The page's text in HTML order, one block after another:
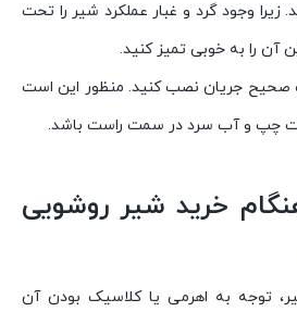
زیرا وجود گرد و غبار عملکرد شیر را تحت
آن را به خوبی تمیز کنید.
صحیح جریان نصب کنید. منظور این است
چپ و آب سرد در سمت راست باشد.
خرید شیر روشویی
توجه به اهرمی یا کلاسیک بودن آن